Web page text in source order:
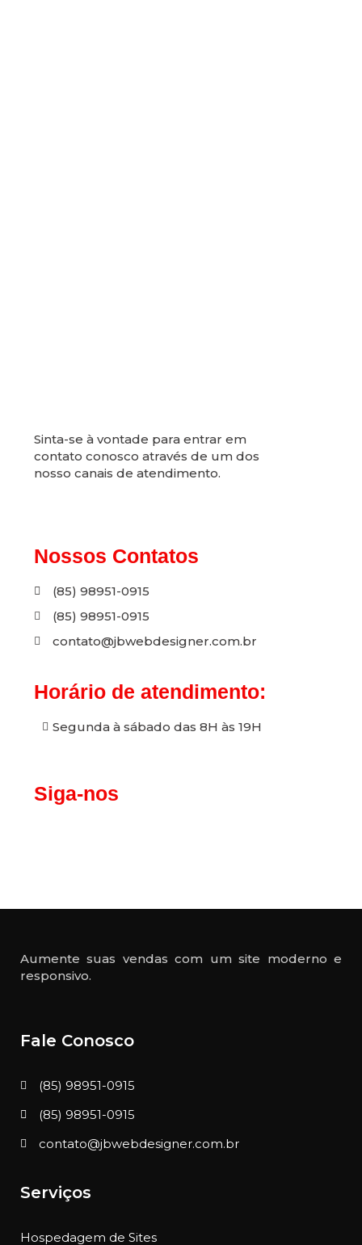
Sinta-se à vontade para entrar em
contato conosco através de um dos
nosso canais de atendimento.
Nossos Contatos
(85) 98951-0915
(85) 98951-0915
contato@jbwebdesigner.com.br
Horário de atendimento:
Segunda à sábado das 8H às 19H
Siga-nos
Aumente suas vendas com um site moderno e
responsivo.
Fale Conosco
(85) 98951-0915
(85) 98951-0915
contato@jbwebdesigner.com.br
Serviços
Hospedagem de Sites